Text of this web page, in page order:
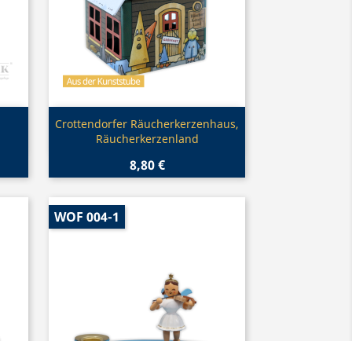
Vorschau
Crottendorfer Räucherkerzenhaus,
Räucherkerzenland
8,80 €
WOF 004-1